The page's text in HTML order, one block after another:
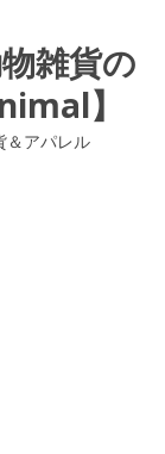
雑貨の
】
＆アパレル